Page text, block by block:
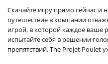
Скачайте игру прямо сейчас и
путешествие в компании
игрой, в которой каждое ваше
испытайте себя в решении
препятствий. The Projet Poulet